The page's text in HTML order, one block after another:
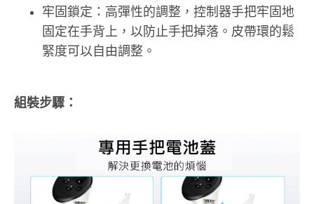
牢固鎖定：高彈性的調整，控制器手把牢固地
固定在手背上，以防止手把掉落。皮帶環的鬆
緊度可以自由調整。
組裝步驟：